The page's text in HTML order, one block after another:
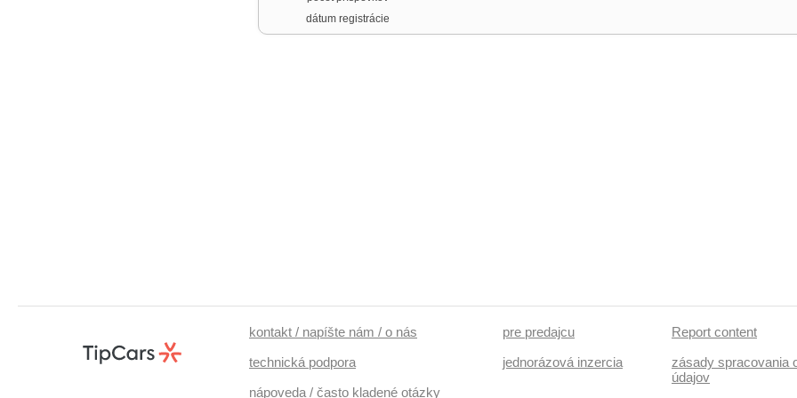
dátum registrácie
kontakt / napíšte nám / o nás
technická podpora
nápoveda / často kladené otázky
pre predajcu
jednorázová inzercia
Report content
zásady spracovania
údajov